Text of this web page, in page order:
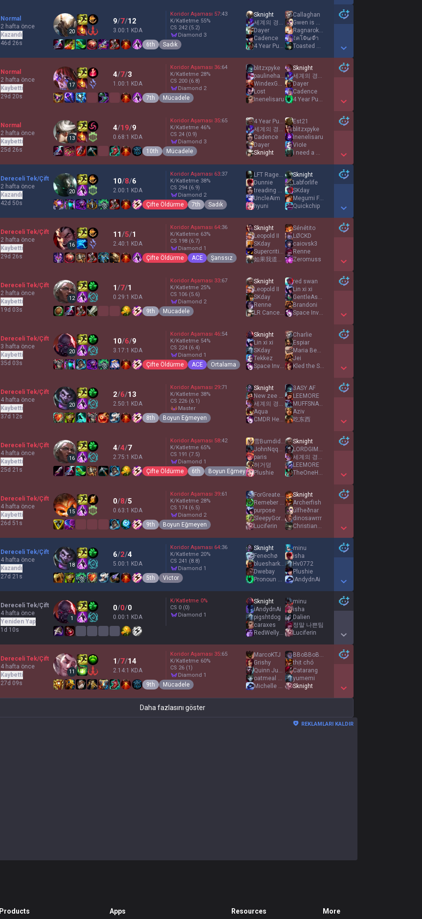
Show More Detail Games
Normal
2 hafta önce
Kazandı
46d 26s
20
9/7/12
3.00:1 KDA
Koridor Aşaması 57:43
K/Katletme 55%
CS 242 (5.2)
diamond 3
6th Sadık
Sknight
세계의 경계에 선 마녀
Dayer
Cadence
4 Year Purgatory
Callaghan
Gwen is my wife
RagnarokJCC
ﾐคโΦωΦำ
Toasted Avocado
Show More Detail Games
Normal
2 hafta önce
Kaybetti
29d 20s
17
4/7/3
1.00:1 KDA
Koridor Aşaması 36:64
K/Katletme 28%
CS 200 (6.8)
diamond 2
7th Mücadele
blitzxpyke
paulinehanson69
WindexGuzzler
Lost
Inenelisaru
Sknight
세계의 경계에 선 마녀
Dayer
Cadence
4 Year Purgatory
Show More Detail Games
Normal
2 hafta önce
Kaybetti
25d 26s
13
4/19/9
0.68:1 KDA
Koridor Aşaması 35:65
K/Katletme 46%
CS 24 (0.9)
diamond 3
10th Mücadele
4 Year Purgatory
세계의 경계에 선 마녀
Cadence
Dayer
Sknight
Est21
blitzxpyke
Inenelisaru
VioIe
i need a mummy
Show More Detail Games
Dereceli Tek/Çift
2 hafta önce
Kazandı
42d 50s
20
10/8/6
2.00:1 KDA
Koridor Aşaması 63:37
K/Katletme 38%
CS 294 (6.9)
diamond 2
Çifte Öldürme 7th Sadık
LFT RageKero
Dunnie
treading water
UncleAim
hyuni
Sknight
Labforlife
SKday
Megumi Fushiguro
Quickchip
Show More Detail Games
Dereceli Tek/Çift
2 hafta önce
Kaybetti
29d 26s
16
11/5/1
2.40:1 KDA
Koridor Aşaması 64:36
K/Katletme 63%
CS 198 (6.7)
diamond 1
Çifte Öldürme ACE Şanssız
Sknight
Leopold II
SKday
Supercritical
如果我道歉你会好受些吗
Sénétito
LØCKD
caiovsk3
Renne
Zeromuss
Show More Detail Games
Dereceli Tek/Çift
2 hafta önce
Kaybetti
19d 03s
12
1/7/1
0.29:1 KDA
Koridor Aşaması 33:67
K/Katletme 25%
CS 106 (5.6)
diamond 2
9th Mücadele
Sknight
Leopold II
SKday
Renne
LR Cancelled
red swan
Lin xi xi
GentleAssassin
Brandoni
Space Invader
Show More Detail Games
Dereceli Tek/Çift
3 hafta önce
Kaybetti
35d 03s
20
10/6/9
3.17:1 KDA
Koridor Aşaması 46:54
K/Katletme 54%
CS 224 (6.4)
diamond 1
Çifte Öldürme ACE Ortalama
Sknight
Lin xi xi
SKday
Tekkez
Space Invader
Charlie
Espiar
Maria Becerra AR
Jei
Kled the Sped
Show More Detail Games
Dereceli Tek/Çift
4 hafta önce
Kaybetti
37d 12s
20
2/6/13
2.50:1 KDA
Koridor Aşaması 29:71
K/Katletme 38%
CS 226 (6.1)
master
8th Boyun Eğmeyen
Sknight
New zee da
세계의 경계에 선 마녀
Aqua
CMDR Heathcliff
3ASY AF
LEEMORE
MUFFSNATCHER
Aziv
吃东西
Show More Detail Games
Dereceli Tek/Çift
4 hafta önce
Kaybetti
25d 21s
16
4/4/7
2.75:1 KDA
Koridor Aşaması 58:42
K/Katletme 65%
CS 191 (7.5)
diamond 1
Çifte Öldürme 6th Boyun Eğmeyen
雪Bumdiddy龍
JohnNqqDoe
paris
허거덩
Plushie
Sknight
LORDGIMPSPLASH
세계의 경계에 선 마녀
LEEMORE
TheOneHabibi
Show More Detail Games
Dereceli Tek/Çift
4 hafta önce
Kaybetti
26d 51s
15
0/8/5
0.63:1 KDA
Koridor Aşaması 39:61
K/Katletme 28%
CS 174 (6.5)
diamond 2
9th Boyun Eğmeyen
ForGreatergood
Remeber me Neph
purpose
SleepyGorilla23
Luciferin
Sknight
Archerfish
úlfheðnar
dinosawrrr
ChristianGamer04
Show More Detail Games
Dereceli Tek/Çift
4 hafta önce
Kazandı
27d 21s
18
6/2/4
5.00:1 KDA
Koridor Aşaması 64:36
K/Katletme 20%
CS 241 (8.8)
diamond 1
5th Victor
Sknight
Fenechø
bluesharks1234
Dwebay
Pronoun Pete
minu
isha
Hv0772
Plushie
iAndydnAi
Show More Detail Games
Dereceli Tek/Çift
4 hafta önce
Yeniden Yap
1d 10s
1
0/0/0
0.00:1 KDA
K/Katletme 0%
CS 0 (0)
diamond 1
Sknight
iAndydnAi
pigshtdog
caraxes
RedWellyBoots
minu
isha
Dalien
정말 나쁜팀
Luciferin
Show More Detail Games
Dereceli Tek/Çift
4 hafta önce
Kaybetti
27d 09s
11
1/7/14
2.14:1 KDA
Koridor Aşaması 35:65
K/Katletme 60%
CS 26 (1)
diamond 1
9th Mücadele
MarcoKTJ
Grishy
Quinn Jung Un
oatmeal diff
Michelle Obama
BBoBBoBBoBBoBB
thịt chó
Catarang
yumemi
Sknight
Show More Detail Games
Daha fazlasını göster
REKLAMLARI KALDIR
Products Apps Resources More